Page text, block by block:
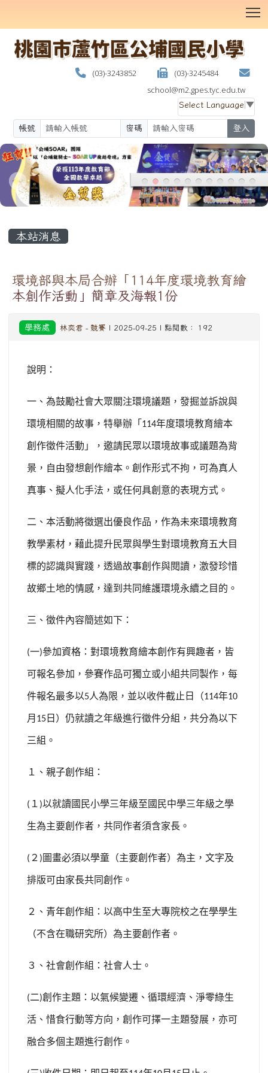
(03)-3243852
(03)-3245484
school@m2.gpes.tyc.edu.tw
Select Language ▼
帳號 密碼 登入
本站消息
環境部與本局合辦「114年度環境教育繪
本創作活動」簡章及海報1份
學務處 林奕君 - 競賽 | 2025-09-25 | 點閱數： 192
說明：
一、為鼓勵社會大眾關注環境議題，發掘並訴說與
環境相關的故事，特舉辦「 114年度環境教育繪本
創作徵件活動」，邀請民眾以環境故事或議題為背
景，自由發想創作繪本。創作形式不拘，可為真人
真事、擬人化手法，或任何具創意的表現方式。
二、本活動將徵選出優良作品，作為未來環境教育
教學素材，藉此提升民眾與學生對環境教育五大目
標的認識與實踐，透過故事創作與閱讀，激發珍惜
故鄉土地的情感，達到共同維護環境永續之目的。
三、徵件內容簡述如下：
(一)參加資格：對環境教育繪本創作有興趣者，皆
可報名參加，參賽作品可獨立或小組共同製作，每
件報名最多以5人為限，並以收件截止日（114年10
月 15 日）仍就讀之年級進行徵件分組，共分為以下
三組。
１、親子創作組：
( １ )以就讀國民小學三年級至國民中學三年級之學
生為主要創作者，共同作者須含家長。
( ２ ) 圖畫必須以學童（主要創作者）為主，文字及
排版可由家長共同創作。
２、青年創作組：以高中生至大專院校之在學學生
（不含在職研究所）為主要創作者。
３、社會創作組：社會人士。
(二)創作主題：以氣候變遷、循環經濟、淨零綠生
活、惜食行動等方向，創作可擇一主題發展，亦可
融合多個主題進行創作。